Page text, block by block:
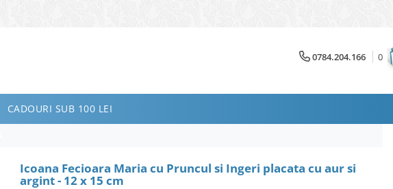
0784.204.166 0
CADOURI SUB 100 LEI
Icoana Fecioara Maria cu Pruncul si Ingeri placata cu aur si
argint - 12 x 15 cm